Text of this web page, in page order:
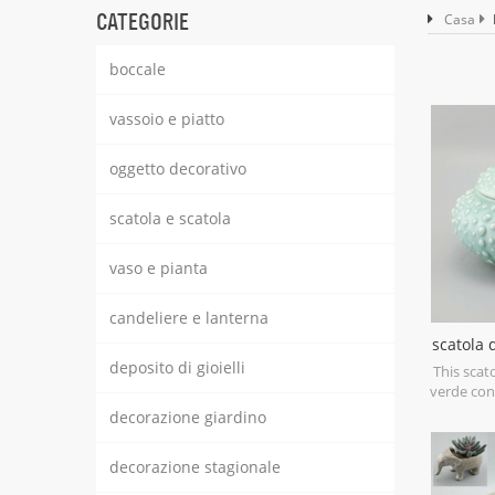
CATEGORIE
boccale
vassoio e piatto
oggetto decorativo
scatola e scatola
vaso e pianta
candeliere e lanterna
deposito di gioielli
decorazione giardino
decorazione stagionale
Casa
scatola
This
verde
Can be
dry